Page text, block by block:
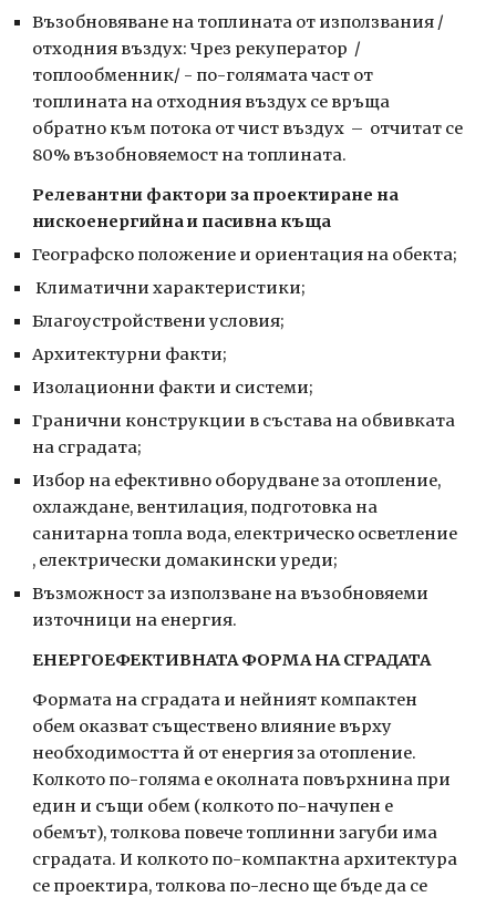
Възобновяване на топлината от използвания /
отходния въздух: Чрез рекуператор  /
топлообменник/ - по-голямата част от
топлината на отходния въздух се връща
обратно към потока от чист въздух  –  отчитат се
80% възобновяемост на топлината.
Релевантни фактори за проектиране на
нискоенергийна и пасивна къща
Географско положение и ориентация на обекта;
Климатични характеристики;
Благоустройствени условия;
Архитектурни факти;
Изолационни факти и системи;
Гранични конструкции в състава на обвивката
на сградата;
Избор на ефективно оборудване за отопление,
охлаждане, вентилация, подготовка на
санитарна топла вода, електрическо осветление
, електрически домакински уреди;
Възможност за използване на възобновяеми
източници на енергия.
ЕНЕРГОЕФЕКТИВНАТА ФОРМА НА СГРАДАТА
Формата на сградата и нейният компактен
обем оказват съществено влияние върху
необходимостта й от енергия за отопление.
Колкото по-голяма е околната повърхнина при
един и същи обем (колкото по-начупен е
обемът), толкова повече топлинни загуби има
сградата. И колкото по-компактна архитектура
се проектира, толкова по-лесно ще бъде да се